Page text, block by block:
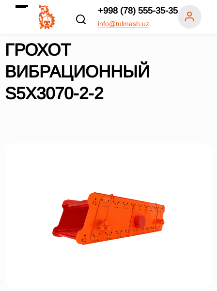
+998 (78) 555-35-35
info@tulmash.uz
ГРОХОТ
ВИБРАЦИОННЫЙ
S5X3070-2-2